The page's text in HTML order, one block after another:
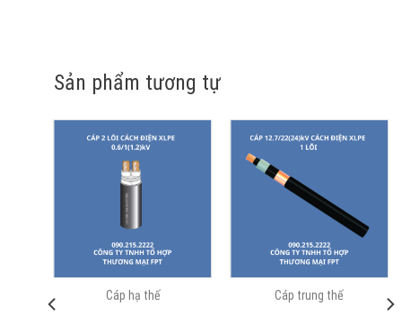
Sản phẩm tương tự
Cáp hạ thế Cáp trung thế